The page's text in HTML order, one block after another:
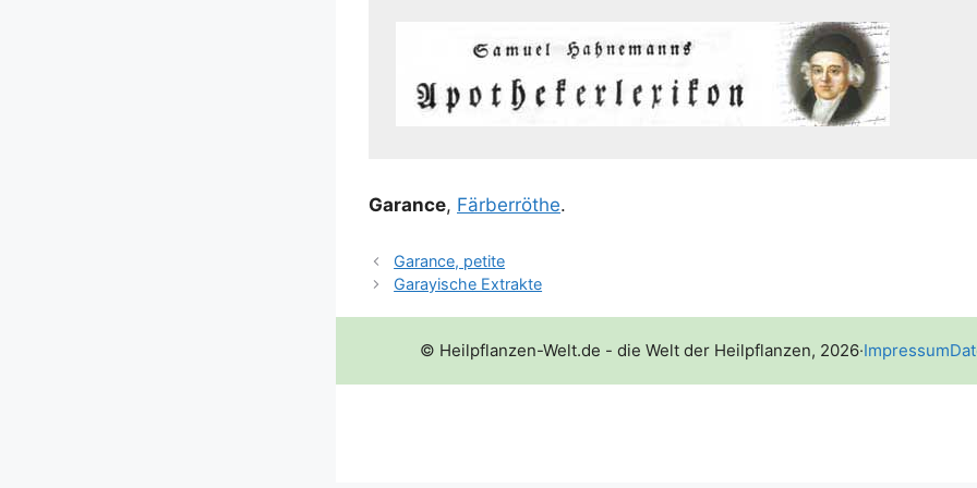
Garance, Fär­ber­rö­the.
Garance, petite
Garayische Extrakte
© Heilpflanzen-Welt.de - die Welt der Heilpflanzen, 2026·Impressum